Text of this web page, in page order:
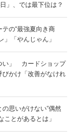
」、では最下位は？
の“最強夏向き商
「やんじゃん」
い」 カードショップ
かけ「改善がなけれ
思いがけない“偶然
とがあるとは」